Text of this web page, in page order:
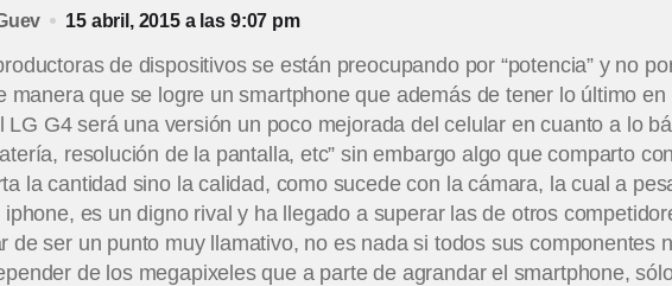
15 abril, 2015 a las 9:07 pm
de dispositivos se están preocupando por “potencia” y no
manera que se logre un smartphone que además de tener lo último
LG G4 será una versión un poco mejorada del celular en cuanto a lo
resolución de la pantalla, etc” sin embargo algo que comparto
la cantidad sino la calidad, como sucede con la cámara, la cual a
es un digno rival y ha llegado a superar las de otros
de ser un punto muy llamativo, no es nada si todos sus componentes
de los megapixeles que a parte de agrandar el smartphone,